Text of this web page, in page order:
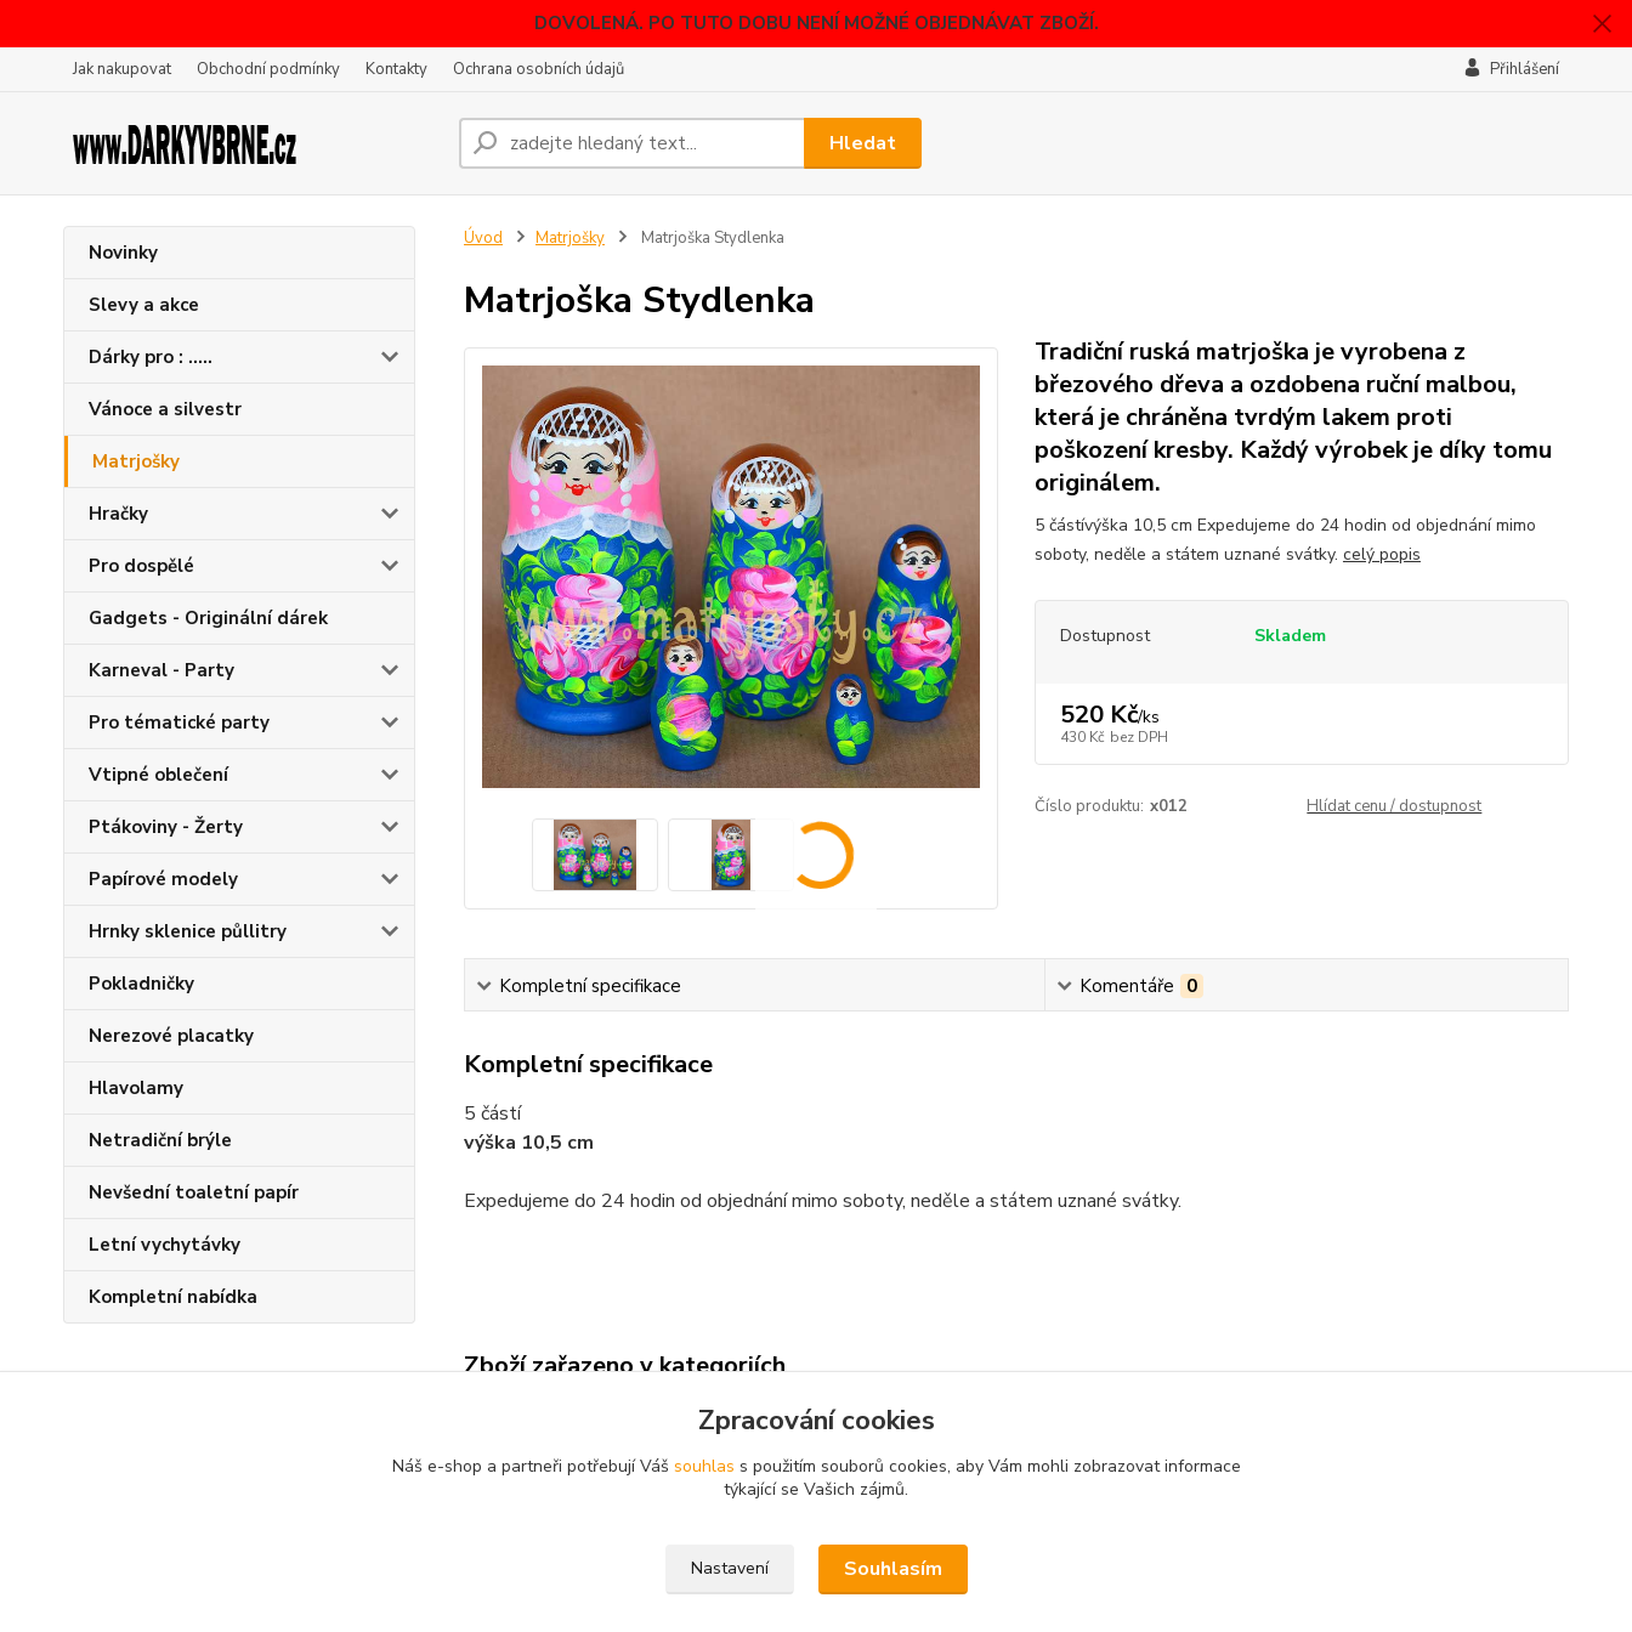
DOVOLENÁ. PO TUTO DOBU NENÍ MOŽNÉ OBJEDNÁVAT ZBOŽÍ.
Jak nakupovat Obchodní podmínky Kontakty Ochrana osobních údajů Přihlášení
Hledat
Novinky
Slevy a akce
Dárky pro : .....
Vánoce a silvestr
Matrjošky
Hračky
Pro dospělé
Gadgets - Originální dárek
Karneval - Party
Pro tématické party
Vtipné oblečení
Ptákoviny - Žerty
Papírové modely
Hrnky sklenice půllitry
Pokladničky
Nerezové placatky
Hlavolamy
Netradiční brýle
Nevšední toaletní papír
Letní vychytávky
Kompletní nabídka
Úvod Matrjošky Matrjoška Stydlenka
Matrjoška Stydlenka
Tradiční ruská matrjoška je vyrobena z
březového dřeva a ozdobena ruční malbou,
která je chráněna tvrdým lakem proti
poškození kresby. Každý výrobek je díky tomu
originálem.
5 částívýška 10,5 cm Expedujeme do 24 hodin od objednání mimo
soboty, neděle a státem uznané svátky. celý popis
Dostupnost Skladem
520 Kč/ks
430 Kč bez DPH
Číslo produktu: x012 Hlídat cenu / dostupnost
Kompletní specifikace Komentáře 0
Kompletní specifikace
5 částí
výška 10,5 cm
Expedujeme do 24 hodin od objednání mimo soboty, neděle a státem uznané svátky.
Zboží zařazeno v kategoriích
Kompletní nabídka
www.darkyvbrne.cz
Zpracování cookies
Náš e-shop a partneři potřebují Váš souhlas s použitím souborů cookies, aby Vám mohli zobrazovat informace
týkající se Vašich zájmů.
Nastavení Souhlasím